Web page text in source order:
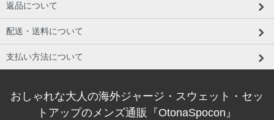
返品について
配送・送料について
支払い方法について
おしゃれな大人の海外ジャージ・スウェット・セッ
トアップのメンズ通販『OtonaSpocon』